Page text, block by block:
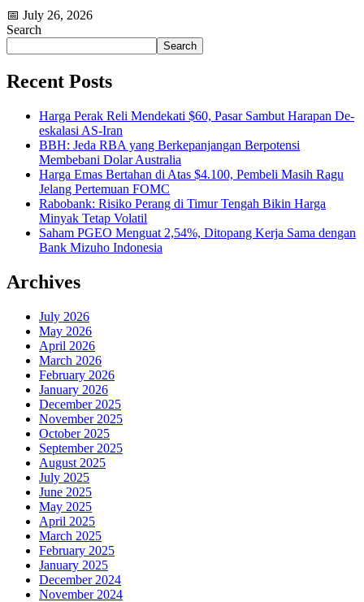
📅 July 26, 2026
Search
Search
Recent Posts
Harga Perak Reli Mendekati $60, Pasar Sambut Harapan De-
eskalasi AS-Iran
BBH: Jeda RBA yang Berkepanjangan Berpotensi
Membebani Dolar Australia
Harga Emas Bertahan di Atas $4.100, Pembeli Masih Ragu
Jelang Pertemuan FOMC
Rabobank: Risiko Perang di Timur Tengah Bikin Harga
Minyak Tetap Volatil
Saham PGEO Menguat 2,54%, Ditopang Kerja Sama dengan
Bank Mizuho Indonesia
Archives
July 2026
May 2026
April 2026
March 2026
February 2026
January 2026
December 2025
November 2025
October 2025
September 2025
August 2025
July 2025
June 2025
May 2025
April 2025
March 2025
February 2025
January 2025
December 2024
November 2024